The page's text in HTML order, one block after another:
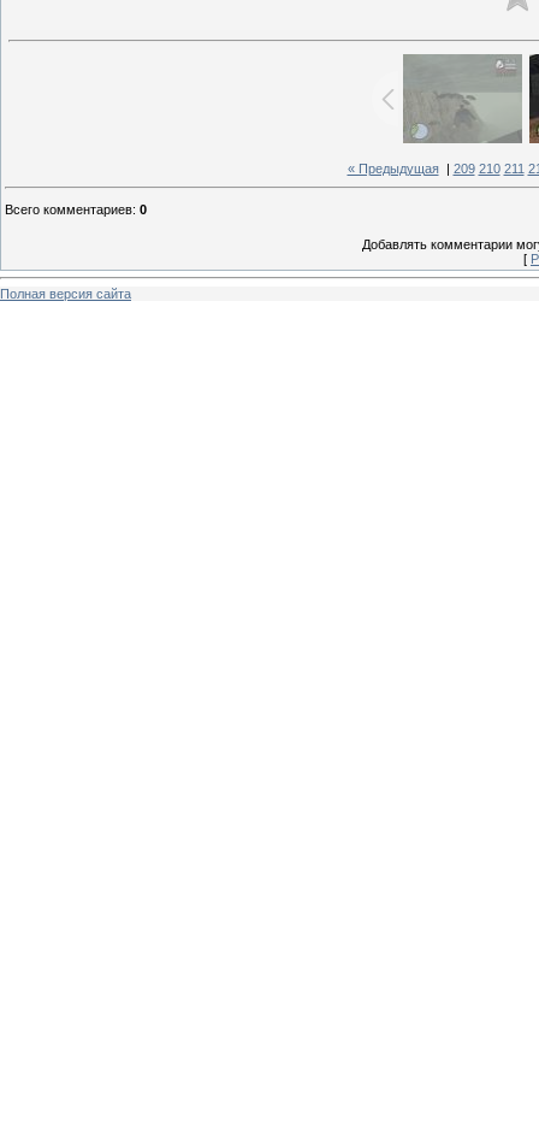
« Предыдущая| 209 210 211
Всего комментариев: 0
Добавлять комментарии
[
Полная версия сайта